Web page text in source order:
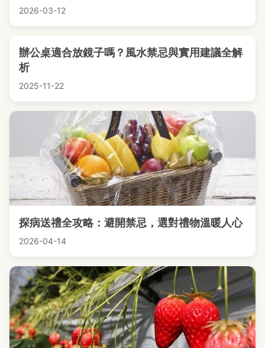
2026-03-12
辦公桌適合放鏡子嗎？風水禁忌與實用建議全解
析
2025-11-22
探病送禮全攻略：避開禁忌，選對禮物溫暖人心
2026-04-14